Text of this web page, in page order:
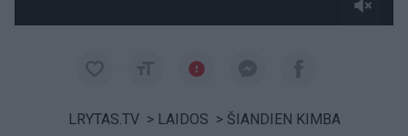
LRYTAS.TV > LAIDOS > ŠIANDIEN KIMBA